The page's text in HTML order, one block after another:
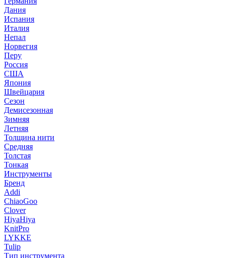
Дания
Испания
Италия
Непал
Норвегия
Перу
Россия
США
Япония
Швейцария
Сезон
Демисезонная
Зимняя
Летняя
Толщина нити
Средняя
Толстая
Тонкая
Инструменты
Бренд
Addi
ChiaoGoo
Clover
HiyaHiya
KnitPro
LYKKE
Tulip
Тип инструмента